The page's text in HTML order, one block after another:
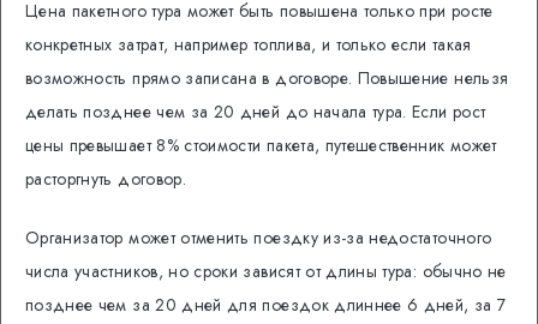
Цена пакетного тура может быть повышена только при росте
конкретных затрат, например топлива, и только если такая
возможность прямо записана в договоре. Повышение нельзя
делать позднее чем за 20 дней до начала тура. Если рост
цены превышает 8% стоимости пакета, путешественник может
расторгнуть договор.
Организатор может отменить поездку из-за недостаточного
числа участников, но сроки зависят от длины тура: обычно не
позднее чем за 20 дней для поездок длиннее 6 дней, за 7